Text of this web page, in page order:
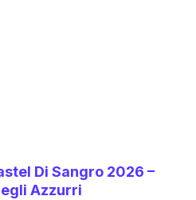
Di Sangro 2026 –
Azzurri